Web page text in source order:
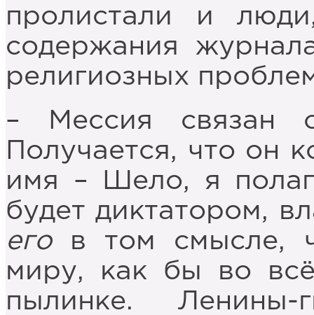
пролистали и
содержания
религиозных
– Мессия связан
Получается, что он
имя – Шело, я
будет диктатором,
егов том смысле,
миру, как бы во
пылинке.